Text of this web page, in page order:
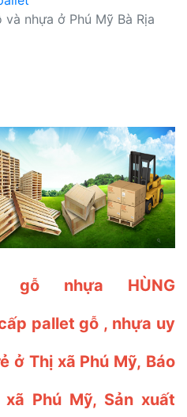
nhựa ở Phú Mỹ Bà Rịa
nhựa HÙNG
pallet gỗ , nhựa uy
ở Thị xã Phú Mỹ, Báo
Phú Mỹ, Sản xuất